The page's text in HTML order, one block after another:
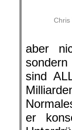
Chris
aber
sind
er